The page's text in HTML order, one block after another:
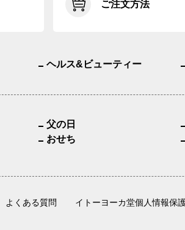
ご注文方法
ヘルス&ビューティー
父の日
おせち
よくある質問 イトーヨーカ堂個人情報保